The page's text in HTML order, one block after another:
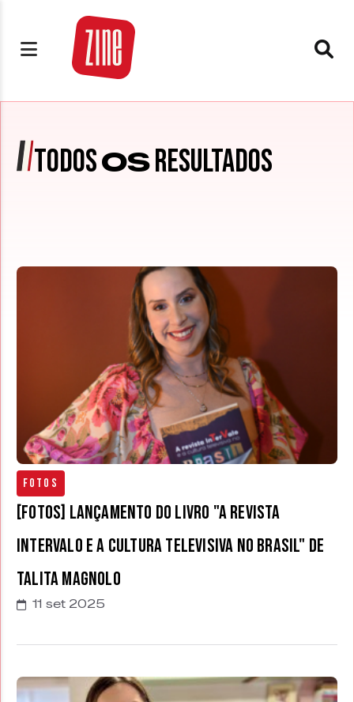
TODOSOSRESULTADOS
Fotos
[FOTOS] Lançamento do livro "A revista
Intervalo e a cultura televisiva no Brasil" de
Talita Magnolo
11 set 2025